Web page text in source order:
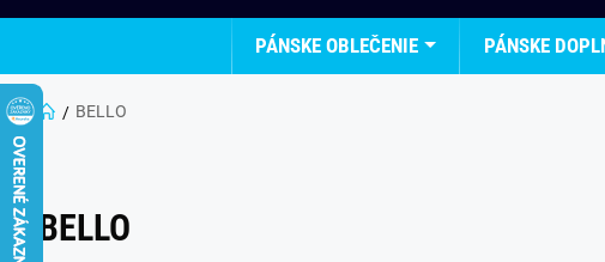
PÁNSKE OBLEČENIE PÁNSKE
BELLO
BELLO